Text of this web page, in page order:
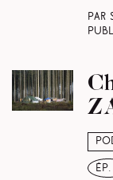
Par
ép.